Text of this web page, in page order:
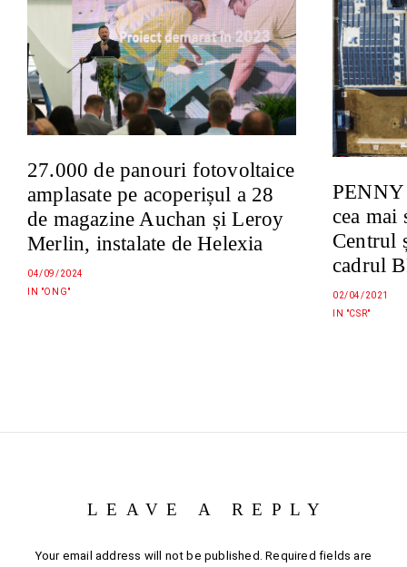
27.000 de panouri fotovoltaice
amplasate pe acoperișul a 28
de magazine Auchan și Leroy
Merlin, instalate de Helexia
04/09/2024
IN "ONG"
PENNY
cea mai
Centrul
cadrul
02/04/2021
IN "CSR"
LEAVE A REPLY
Your email address will not be published. Required fields are